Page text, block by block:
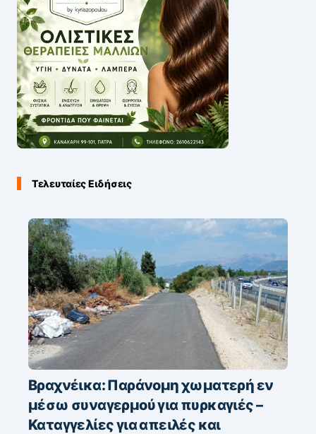
Τελευταίες Ειδήσεις
Βραχνέικα: Παράνομη χωματερή εν
μέσω συναγερμού για πυρκαγιές –
Καταγγελίες για απειλές και